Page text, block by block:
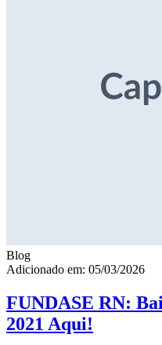
Blog
Adicionado em: 05/03/2026
FUNDASE RN:
2021 Aqui!